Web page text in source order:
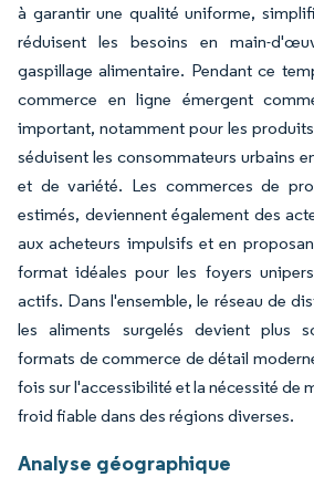
à garantir une qualité uniforme,
réduisent les besoins en main-
gaspillage alimentaire. Pendant ce
commerce en ligne émergent
important, notamment pour les
séduisent les consommateurs urbains
et de variété. Les commerces de
estimés, deviennent également des
aux acheteurs impulsifs et en
format idéales pour les foyers
actifs. Dans l'ensemble, le réseau de
les aliments surgelés devient plus
formats de commerce de détail
fois sur l'accessibilité et la nécessité de
froid fiable dans des régions diverses.
Analyse géographique